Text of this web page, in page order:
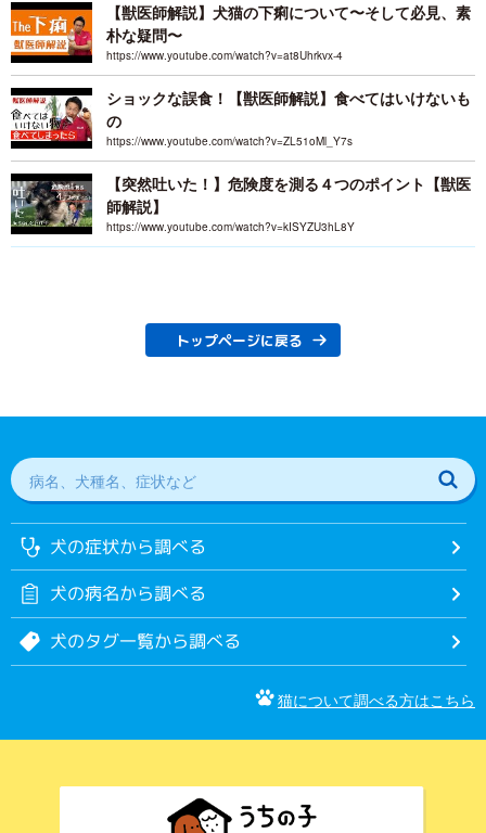
【獣医師解説】犬猫の下痢について〜そして必見、素
朴な疑問〜
https://www.youtube.com/watch?v=at8Uhrkvx-4
ショックな誤食！【獣医師解説】食べてはいけないも
の
https://www.youtube.com/watch?v=ZL51oMl_Y7s
【突然吐いた！】危険度を測る４つのポイント【獣医
師解説】
https://www.youtube.com/watch?v=kISYZU3hL8Y
トップページに戻る
犬の症状から調べる
犬の病名から調べる
犬のタグ一覧から調べる
猫について調べる方はこちら